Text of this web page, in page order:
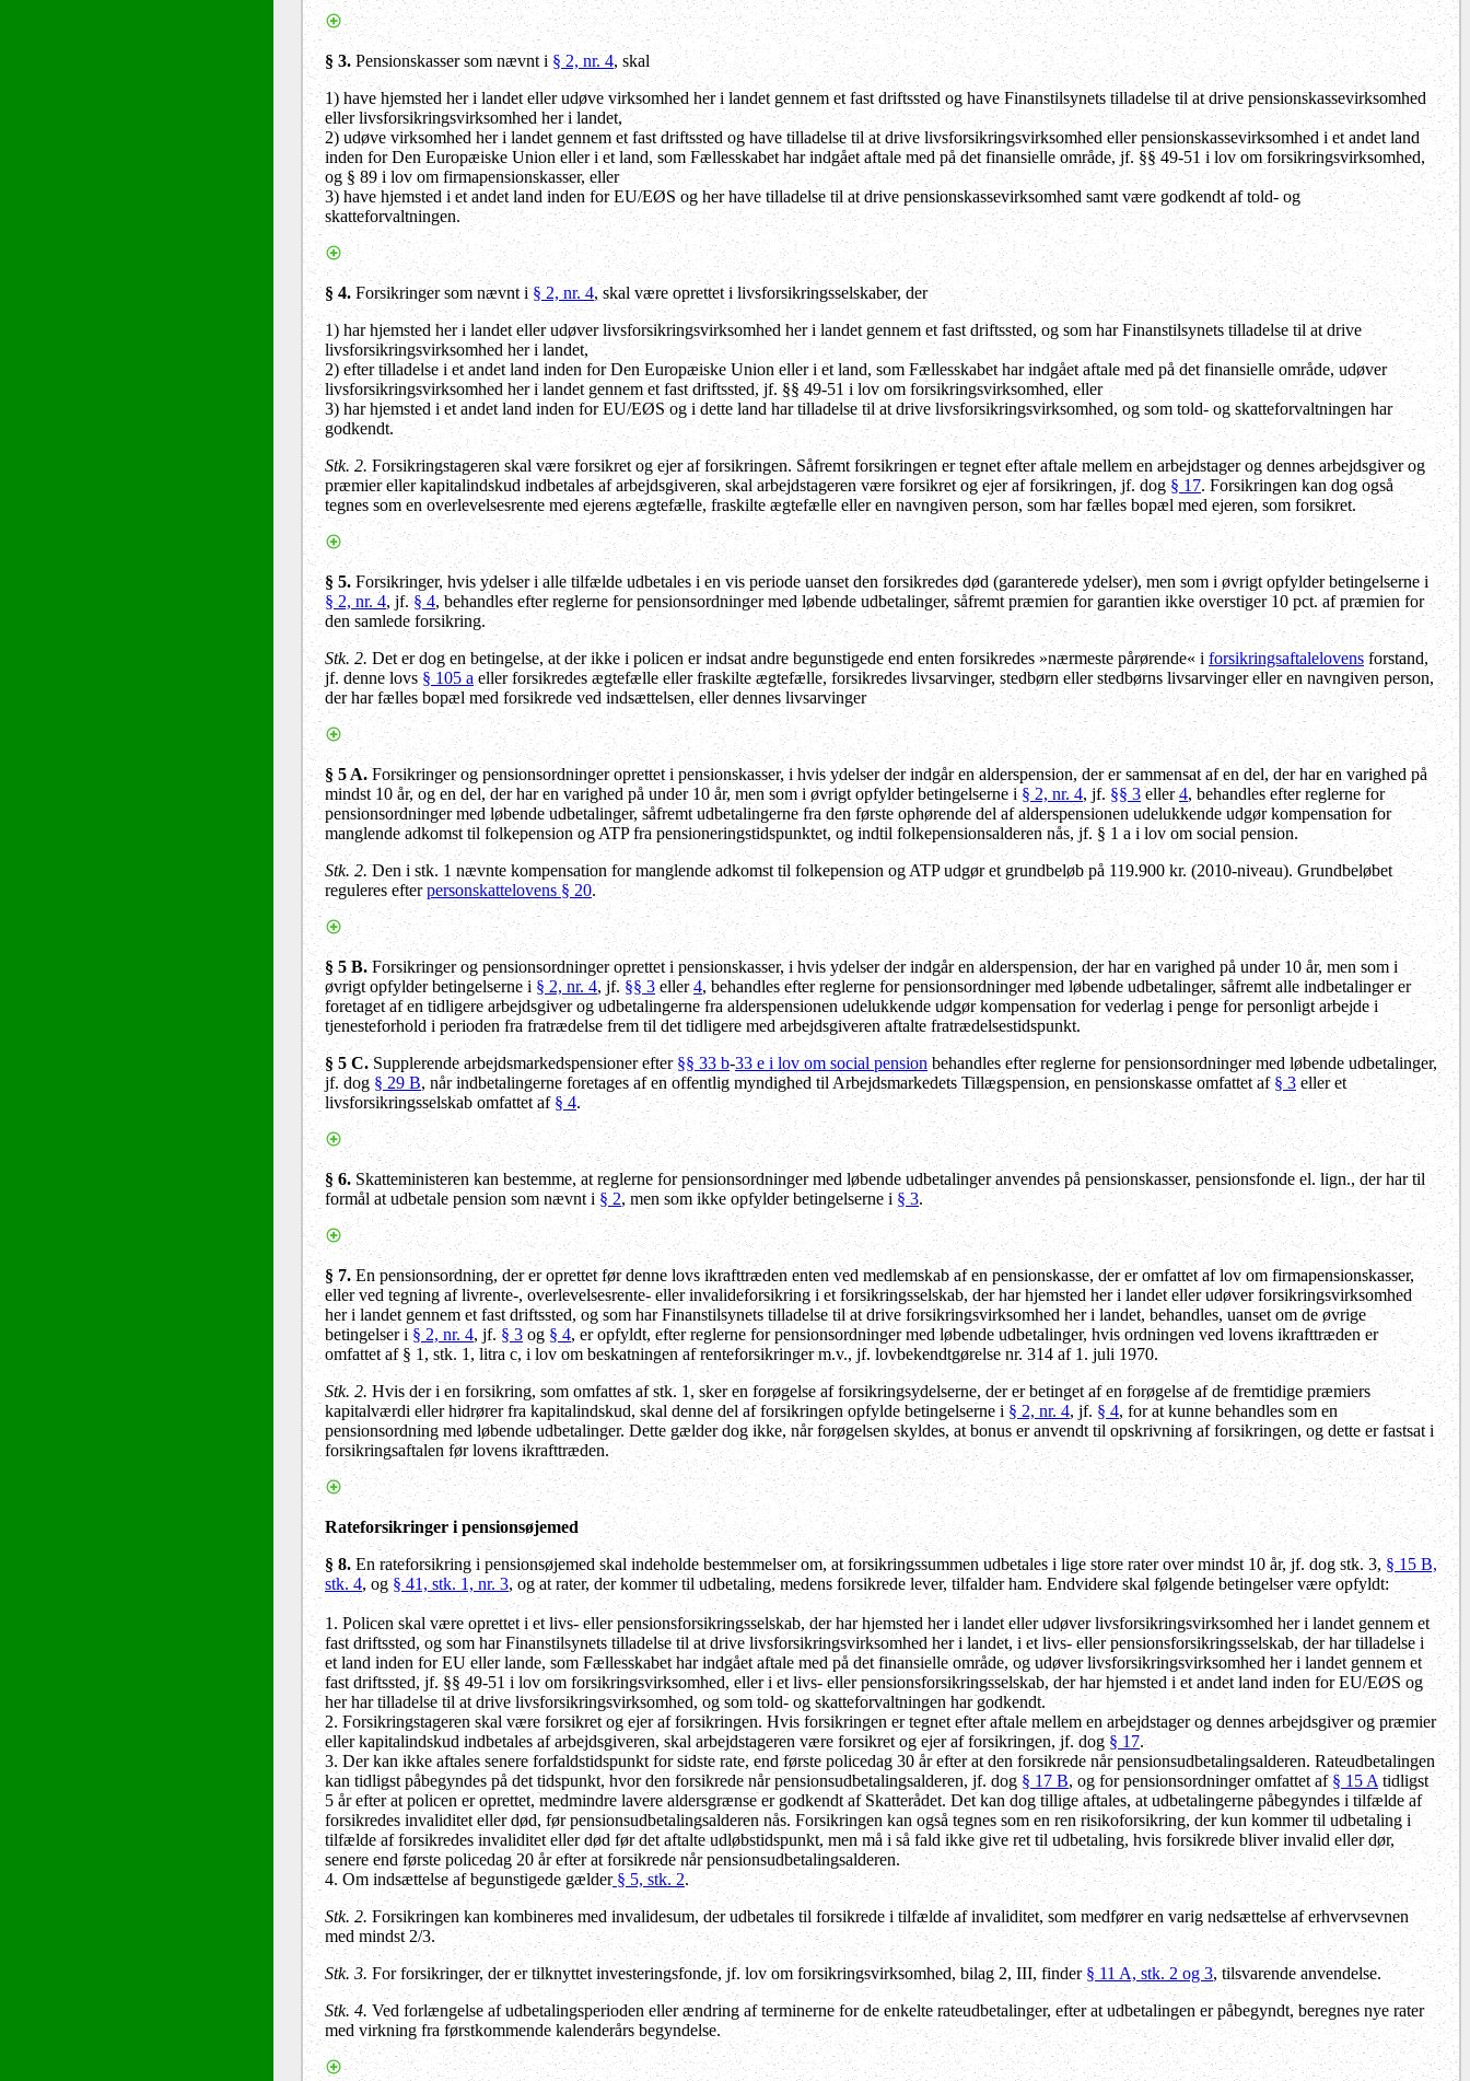
§ 3. Pensionskasser som nævnt i § 2, nr. 4, skal
1) have hjemsted her i landet eller udøve virksomhed her i landet gennem et fast driftssted og have Finanstilsynets tilladelse til at drive pensionskassevirksomhed
eller livsforsikringsvirksomhed her i landet,
2) udøve virksomhed her i landet gennem et fast driftssted og have tilladelse til at drive livsforsikringsvirksomhed eller pensionskassevirksomhed i et andet land
inden for Den Europæiske Union eller i et land, som Fællesskabet har indgået aftale med på det finansielle område, jf. §§ 49-51 i lov om forsikringsvirksomhed,
og § 89 i lov om firmapensionskasser, eller
3) have hjemsted i et andet land inden for EU/EØS og her have tilladelse til at drive pensionskassevirksomhed samt være godkendt af told- og
skatteforvaltningen.
§ 4.Forsikringer som nævnt i§ 2, nr. 4, skal være oprettet i livsforsikringsselskaber, der
1) har hjemsted her i landet eller udøver livsforsikringsvirksomhed her i landet gennem et fast driftssted, og som har Finanstilsynets tilladelse til at drive
livsforsikringsvirksomhed her i landet,
2) efter tilladelse i et andet land inden for Den Europæiske Union eller i et land, som Fællesskabet har indgået aftale med på det finansielle område, udøver
livsforsikringsvirksomhed her i landet gennem et fast driftssted, jf. §§ 49-51 i lov om forsikringsvirksomhed, eller
3)har hjemsted i et andet land inden for EU/EØS og i dette land har tilladelse til at drive livsforsikringsvirksomhed, og som told- og skatteforvaltningen har
godkendt.
Stk. 2. Forsikringstageren skal være forsikret og ejer af forsikringen. Såfremt forsikringen er tegnet efter aftale mellem en arbejdstager og dennes arbejdsgiver og
præmier eller kapitalindskud indbetales af arbejdsgiveren, skal arbejdstageren være forsikret og ejer af forsikringen, jf. dog§ 17. Forsikringen kan dog også
tegnes som en overlevelsesrente med ejerens ægtefælle, fraskilte ægtefælle eller en navngiven person, som har fælles bopæl med ejeren, som forsikret.
§ 5.Forsikringer, hvis ydelser i alle tilfælde udbetales i en vis periode uanset den forsikredes død (garanterede ydelser), men som i øvrigt opfylder betingelserne i
§ 2, nr. 4, jf.§ 4, behandles efter reglerne for pensionsordninger med løbende udbetalinger, såfremt præmien for garantien ikke overstiger 10 pct. af præmien for
den samlede forsikring.
Stk. 2. Det er dog en betingelse, at der ikke i policen er indsat andre begunstigede end enten forsikredes »nærmeste pårørende« iforsikringsaftalelovensforstand,
jf. denne lovs§ 105 aeller forsikredes ægtefælle eller fraskilte ægtefælle, forsikredes livsarvinger, stedbørn eller stedbørns livsarvinger eller en navngiven person,
der har fælles bopæl med forsikrede ved indsættelsen, eller dennes livsarvinger
§ 5 A.Forsikringer og pensionsordninger oprettet i pensionskasser, i hvis ydelser der indgår en alderspension, der er sammensat af en del, der har en varighed på
mindst 10 år, og en del, der har en varighed på under 10 år, men som i øvrigt opfylder betingelserne i§ 2, nr. 4, jf. §§ 3eller4, behandles efter reglerne for
pensionsordninger med løbende udbetalinger, såfremt udbetalingerne fra den første ophørende del af alderspensionen udelukkende udgør kompensation for
manglende adkomst til folkepension og ATP fra pensioneringstidspunktet, og indtil folkepensionsalderen nås, jf. § 1 a i lov om social pension.
Stk. 2. Den i stk. 1 nævnte kompensation for manglende adkomst til folkepension og ATP udgør et grundbeløb på 119.900 kr. (2010-niveau). Grundbeløbet
reguleres efterpersonskattelovens § 20.
§ 5 B.Forsikringer og pensionsordninger oprettet i pensionskasser, i hvis ydelser der indgår en alderspension, der har en varighed på under 10 år, men som i
øvrigt opfylder betingelserne i§ 2, nr. 4, jf. §§ 3 eller4, behandles efter reglerne for pensionsordninger med løbende udbetalinger, såfremt alle indbetalinger er
foretaget af en tidligere arbejdsgiver og udbetalingerne fra alderspensionen udelukkende udgør kompensation for vederlag i penge for personligt arbejde i
tjenesteforhold i perioden fra fratrædelse frem til det tidligere med arbejdsgiveren aftalte fratrædelsestidspunkt.
§ 5 C.Supplerende arbejdsmarkedspensioner efter §§ 33 b-33 e i lov om social pensionbehandles efter reglerne for pensionsordninger med løbende udbetalinger,
jf. dog§ 29 B, når indbetalingerne foretages af en offentlig myndighed til Arbejdsmarkedets Tillægspension, en pensionskasse omfattet af§ 3eller et
livsforsikringsselskab omfattet af § 4.
§ 6.Skatteministeren kan bestemme, at reglerne for pensionsordninger med løbende udbetalinger anvendes på pensionskasser, pensionsfonde el. lign., der har til
formål at udbetale pension som nævnt i§ 2, men som ikke opfylder betingelserne i § 3.
§ 7.En pensionsordning, der er oprettet før denne lovs ikrafttræden enten ved medlemskab af en pensionskasse, der er omfattet af lov om firmapensionskasser,
eller ved tegning af livrente-, overlevelsesrente- eller invalideforsikring i et forsikringsselskab, der har hjemsted her i landet eller udøver forsikringsvirksomhed
her i landet gennem et fast driftssted, og som har Finanstilsynets tilladelse til at drive forsikringsvirksomhed her i landet, behandles, uanset om de øvrige
betingelser i§ 2, nr. 4, jf.§ 3og § 4, er opfyldt, efter reglerne for pensionsordninger med løbende udbetalinger, hvis ordningen ved lovens ikrafttræden er
omfattet af § 1, stk. 1, litra c, i lov om beskatningen af renteforsikringer m.v., jf. lovbekendtgørelse nr. 314 af 1. juli 1970.
Stk. 2. Hvis der i en forsikring, som omfattes af stk. 1, sker en forøgelse af forsikringsydelserne, der er betinget af en forøgelse af de fremtidige præmiers
kapitalværdi eller hidrører fra kapitalindskud, skal denne del af forsikringen opfylde betingelserne i§ 2, nr. 4, jf. § 4, for at kunne behandles som en
pensionsordning med løbende udbetalinger. Dette gælder dog ikke, når forøgelsen skyldes, at bonus er anvendt til opskrivning af forsikringen, og dette er fastsat i
forsikringsaftalen før lovens ikrafttræden.
Rateforsikringer i pensionsøjemed
§ 8.En rateforsikring i pensionsøjemed skal indeholde bestemmelser om, at forsikringssummen udbetales i lige store rater over mindst 10 år, jf. dog stk. 3, § 15 B,
stk. 4, og§ 41, stk. 1, nr. 3, og at rater, der kommer til udbetaling, medens forsikrede lever, tilfalder ham. Endvidere skal følgende betingelser være opfyldt:
1. Policen skal være oprettet i et livs- eller pensionsforsikringsselskab, der har hjemsted her i landet eller udøver livsforsikringsvirksomhed her i landet gennem et
fast driftssted, og som har Finanstilsynets tilladelse til at drive livsforsikringsvirksomhed her i landet, i et livs- eller pensionsforsikringsselskab, der har tilladelse i
et land inden for EU eller lande, som Fællesskabet har indgået aftale med på det finansielle område, og udøver livsforsikringsvirksomhed her i landet gennem et
fast driftssted, jf. §§ 49-51 i lov om forsikringsvirksomhed, eller i et livs- eller pensionsforsikringsselskab, der har hjemsted i et andet land inden for EU/EØS og
her har tilladelse til at drive livsforsikringsvirksomhed, og som told- og skatteforvaltningen har godkendt.
2. Forsikringstageren skal være forsikret og ejer af forsikringen. Hvis forsikringen er tegnet efter aftale mellem en arbejdstager og dennes arbejdsgiver og præmier
eller kapitalindskud indbetales af arbejdsgiveren, skal arbejdstageren være forsikret og ejer af forsikringen, jf. dog§ 17.
3. Der kan ikke aftales senere forfaldstidspunkt for sidste rate, end første policedag 30 år efter at den forsikrede når pensionsudbetalingsalderen. Rateudbetalingen
kan tidligst påbegyndes på det tidspunkt, hvor den forsikrede når pensionsudbetalingsalderen, jf. dog§ 17 B, og for pensionsordninger omfattet af§ 15 Atidligst
5 år efter at policen er oprettet, medmindre lavere aldersgrænse er godkendt af Skatterådet. Det kan dog tillige aftales, at udbetalingerne påbegyndes i tilfælde af
forsikredes invaliditet eller død, før pensionsudbetalingsalderen nås. Forsikringen kan også tegnes som en ren risikoforsikring, der kun kommer til udbetaling i
tilfælde af forsikredes invaliditet eller død før det aftalte udløbstidspunkt, men må i så fald ikke give ret til udbetaling, hvis forsikrede bliver invalid eller dør,
senere end første policedag 20 år efter at forsikrede når pensionsudbetalingsalderen.
4. Om indsættelse af begunstigede gælder§ 5, stk. 2.
Stk. 2. Forsikringen kan kombineres med invalidesum, der udbetales til forsikrede i tilfælde af invaliditet, som medfører en varig nedsættelse af erhvervsevnen
med mindst 2/3.
Stk. 3. For forsikringer, der er tilknyttet investeringsfonde, jf. lov om forsikringsvirksomhed, bilag 2, III, finder§ 11 A, stk. 2 og 3, tilsvarende anvendelse.
Stk. 4. Ved forlængelse af udbetalingsperioden eller ændring af terminerne for de enkelte rateudbetalinger, efter at udbetalingen er påbegyndt, beregnes nye rater
med virkning fra førstkommende kalenderårs begyndelse.